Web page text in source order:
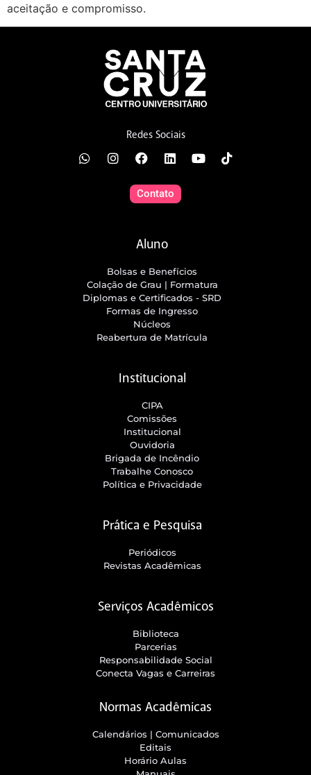
aceitação e compromisso.
Redes Sociais
Contato
Aluno
Bolsas e Benefícios
Colação de Grau | Formatura
Diplomas e Certificados - SRD
Formas de Ingresso
Núcleos
Reabertura de Matrícula
Institucional
CIPA
Comissões
Institucional
Ouvidoria
Brigada de Incêndio
Trabalhe Conosco
Política e Privacidade
Prática e Pesquisa
Periódicos
Revistas Acadêmicas
Serviços Acadêmicos
Biblioteca
Parcerias
Responsabilidade Social
Conecta Vagas e Carreiras
Normas Acadêmicas
Calendários | Comunicados
Editais
Horário Aulas